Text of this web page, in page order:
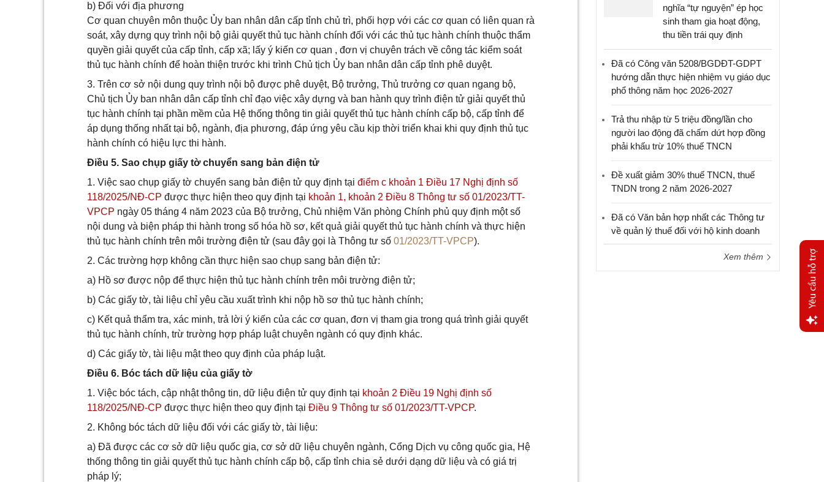
b) Đối với địa phương
Cơ quan chuyên môn thuộc Ủy ban nhân dân cấp tỉnh chủ trì, phối hợp với các cơ quan có liên quan rà
soát, xây dựng quy trình nội bộ giải quyết thủ tục hành chính đối với các thủ tục hành chính thuộc thẩm
quyền giải quyết của cấp tỉnh, cấp xã; lấy ý kiến cơ quan , đơn vị chuyên trách về công tác kiểm soát
thủ tục hành chính để hoàn thiện trước khi trình Chủ tịch Ủy ban nhân dân cấp tỉnh phê duyệt.
3. Trên cơ sở nội dung quy trình nội bộ được phê duyệt, Bộ trưởng, Thủ trưởng cơ quan ngang bộ,
Chủ tịch Ủy ban nhân dân cấp tỉnh chỉ đạo việc xây dựng và ban hành quy trình điện tử giải quyết thủ
tục hành chính tại phần mềm của Hệ thống thông tin giải quyết thủ tục hành chính cấp bộ, cấp tỉnh để
áp dụng thống nhất tại bộ, ngành, địa phương, đáp ứng yêu cầu kịp thời triển khai khi quy định thủ tục
hành chính có hiệu lực thi hành.
Điều 5. Sao chụp giấy tờ chuyển sang bản điện tử
1. Việc sao chụp giấy tờ chuyển sang bản điện tử quy định tại điểm c khoản 1 Điều 17 Nghị định số
118/2025/NĐ-CP được thực hiện theo quy định tại khoản 1, khoản 2 Điều 8 Thông tư số 01/2023/TT-
VPCP ngày 05 tháng 4 năm 2023 của Bộ trưởng, Chủ nhiệm Văn phòng Chính phủ quy định một số
nội dung và biện pháp thi hành trong số hóa hồ sơ, kết quả giải quyết thủ tục hành chính và thực hiện
thủ tục hành chính trên môi trường điện tử (sau đây gọi là Thông tư số 01/2023/TT-VPCP).
2. Các trường hợp không cần thực hiện sao chụp sang bản điện tử:
a) Hồ sơ được nộp để thực hiện thủ tục hành chính trên môi trường điện tử;
b) Các giấy tờ, tài liệu chỉ yêu cầu xuất trình khi nộp hồ sơ thủ tục hành chính;
c) Kết quả thẩm tra, xác minh, trả lời ý kiến của các cơ quan, đơn vị tham gia trong quá trình giải quyết
thủ tục hành chính, trừ trường hợp pháp luật chuyên ngành có quy định khác.
d) Các giấy tờ, tài liệu mật theo quy định của pháp luật.
Điều 6. Bóc tách dữ liệu của giấy tờ
1. Việc bóc tách, cập nhật thông tin, dữ liệu điện tử quy định tại khoản 2 Điều 19 Nghị định số
118/2025/NĐ-CP được thực hiện theo quy định tại Điều 9 Thông tư số 01/2023/TT-VPCP.
2. Không bóc tách dữ liệu đối với các giấy tờ, tài liệu:
a) Đã được các cơ sở dữ liệu quốc gia, cơ sở dữ liệu chuyên ngành, Cổng Dịch vụ công quốc gia, Hệ
thống thông tin giải quyết thủ tục hành chính cấp bộ, cấp tỉnh chia sẻ dưới dạng dữ liệu và có giá trị
pháp lý;
nghĩa “tự nguyện” ép học
sinh tham gia hoạt động,
thu tiền trái quy định
Đã có Công văn 5208/BGDĐT-GDPT
hướng dẫn thực hiện nhiệm vụ giáo dục
phổ thông năm học 2026-2027
Trả thu nhập từ 5 triệu đồng/lần cho
người lao động đã chấm dứt hợp đồng
phải khấu trừ 10% thuế TNCN
Đề xuất giảm 30% thuế TNCN, thuế
TNDN trong 2 năm 2026-2027
Đã có Văn bản hợp nhất các Thông tư
về quản lý thuế đối với hộ kinh doanh
Xem thêm